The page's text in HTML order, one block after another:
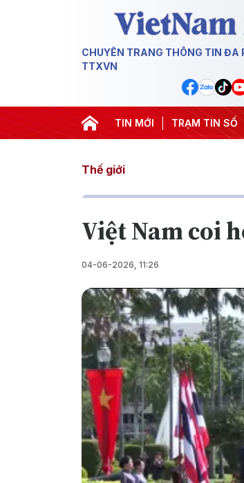
CHUYÊN TRANG THÔNG TIN ĐA
TTXVN
TIN MỚI TRẠM TIN SỐ
#Hội nghị Trung ương 3 #APEC
Thế giới
Việt Nam coi
04-06-2026, 11:26